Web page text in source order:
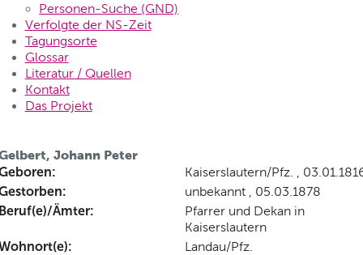
Personen-Suche (GND)
Verfolgte der NS-Zeit
Tagungsorte
Glossar
Literatur / Quellen
Kontakt
Das Projekt
Johann Peter
Kaiserslautern/Pfz. ,
unbekannt , 05.03.1878
Ämter:
Pfarrer und Dekan in
Kaiserslautern
Landau/Pfz.